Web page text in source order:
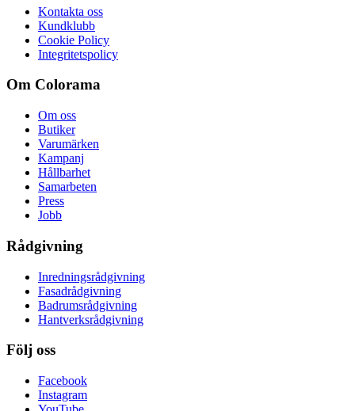
Kontakta oss
Kundklubb
Cookie Policy
Integritetspolicy
Om Colorama
Om oss
Butiker
Varumärken
Kampanj
Hållbarhet
Samarbeten
Press
Jobb
Rådgivning
Inredningsrådgivning
Fasadrådgivning
Badrumsrådgivning
Hantverksrådgivning
Följ oss
Facebook
Instagram